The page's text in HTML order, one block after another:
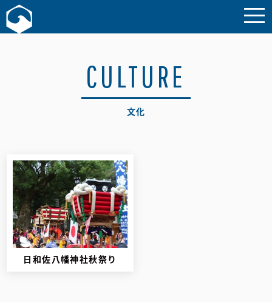
お問い合わせ
CULTURE
文化
日和佐八幡神社秋祭り